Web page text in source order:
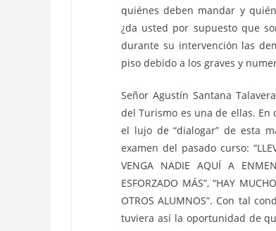
quiénes deben mandar y
¿da usted por supuesto que
durante su intervención las
piso debido a los graves y
Señor Agustín Santana
del Turismo es una de ellas.
el lujo de “dialogar” de esta
examen del pasado curso:
VENGA NADIE AQUÍ A
ESFORZADO MÁS”, “HAY
OTROS ALUMNOS”. Con tal
tuviera así la oportunidad de